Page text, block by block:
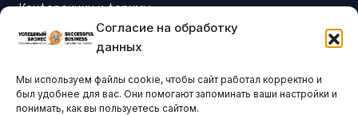
Согласие на обработку
данных
Мы используем файлы cookie, чтобы сайт работал корректно и
был удобнее для вас. Они помогают запоминать ваши настройки и
понимать, как вы пользуетесь сайтом.
Конференции и форумы
Бизнес-клубы и ассоциации
Остальные новости
АНАЛИТИКА И СТАТИСТИКА